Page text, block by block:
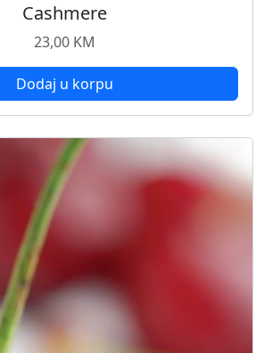
Cashmere
23,00 KM
Dodaj u korpu